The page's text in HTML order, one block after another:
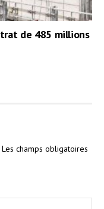
de 485 millions
Les champs obligatoires